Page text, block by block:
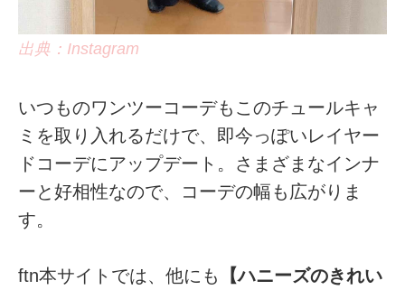
出典：Instagram
いつものワンツーコーデもこのチュールキャ
ミを取り入れるだけで、即今っぽいレイヤー
ドコーデにアップデート。さまざまなインナ
ーと好相性なので、コーデの幅も広がりま
す。
ftn本サイトでは、他にも
【ハニーズのきれい